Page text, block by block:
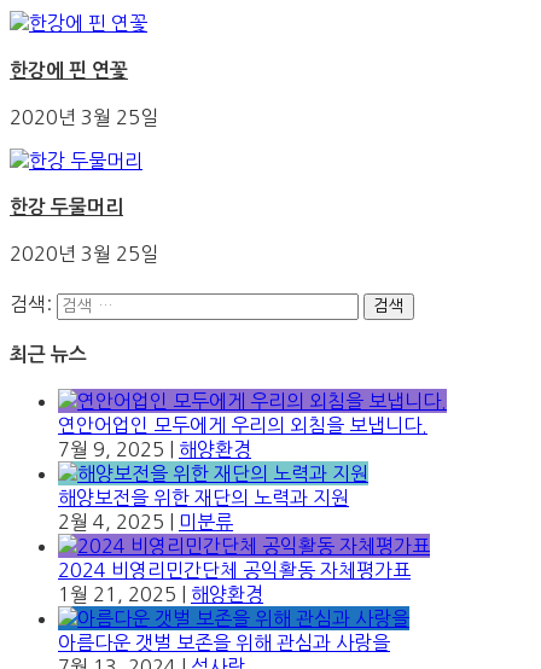
한강에 핀 연꽃
2020년 3월 25일
한강 두물머리
2020년 3월 25일
검색:
최근 뉴스
연안어업인 모두에게 우리의 외침을 보냅니다.
7월 9, 2025
해양환경
해양보전을 위한 재단의 노력과 지원
2월 4, 2025
미분류
2024 비영리민간단체 공익활동 자체평가표
1월 21, 2025
해양환경
아름다운 갯벌 보존을 위해 관심과 사랑을